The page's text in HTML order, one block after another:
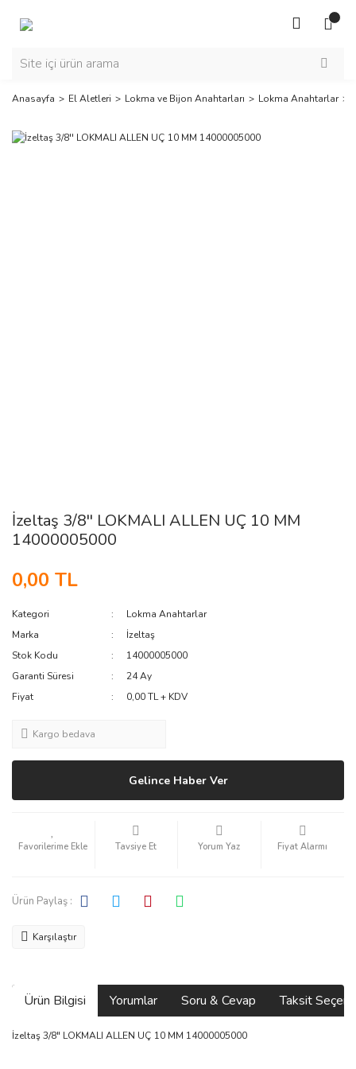
Anasayfa El Aletleri Lokma ve Bijon Anahtarları Lokma Anahtarlar
İzeltaş 3/8'' LOKMALI ALLEN UÇ 10 MM
14000005000
0,00 TL
Kategori
Lokma Anahtarlar
Marka
İzeltaş
Stok Kodu
14000005000
Garanti Süresi
24 Ay
Fiyat
0,00 TL + KDV
Kargo bedava
Gelince Haber Ver
Tavsiye Et Yorum Yaz Fiyat Alarmı
Ürün Paylaş :
Karşılaştır
Ürün Bilgisi Yorumlar Soru & Cevap Taksit
İzeltaş 3/8" LOKMALI ALLEN UÇ 10 MM 14000005000